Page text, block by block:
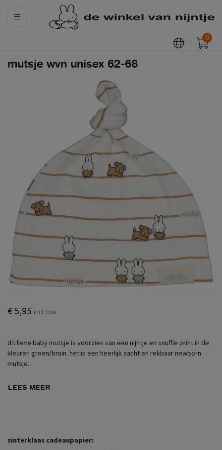
0
mutsje wvn unisex 62-68
€ 5,95 incl. btw
dit lieve baby mutsje is voorzien van een nijntje en snuffie print in de
kleuren groen/bruin. het is een heerlijk zacht en rekbaar newborn
mutsje.
LEES MEER
sinterklaas cadeaupapier: